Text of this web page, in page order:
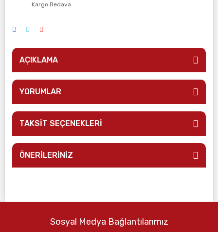
Kargo Bedava
AÇIKLAMA
YORUMLAR
TAKSİT SEÇENEKLERİ
ÖNERİLERİNİZ
Sosyal Medya Bağlantılarımız